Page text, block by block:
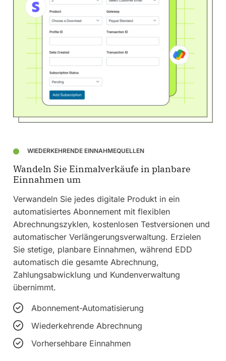
WIEDERKEHRENDE EINNAHMEQUELLEN
Wandeln Sie Einmalverkäufe in planbare
Einnahmen um
Verwandeln Sie jedes digitale Produkt in ein
automatisiertes Abonnement mit flexiblen
Abrechnungszyklen, kostenlosen Testversionen und
automatischer Verlängerungsverwaltung. Erzielen
Sie stetige, planbare Einnahmen, während EDD
automatisch die gesamte Abrechnung,
Zahlungsabwicklung und Kundenverwaltung
übernimmt.
Abonnement-Automatisierung
Wiederkehrende Abrechnung
Vorhersehbare Einnahmen